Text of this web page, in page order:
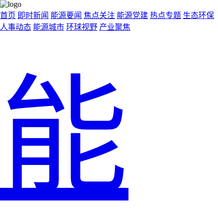
首页 即时新闻 能源要闻 焦点关注 能源党建 热点专题 生态环保
人事动态 能源城市 环球视野 产业聚焦
能